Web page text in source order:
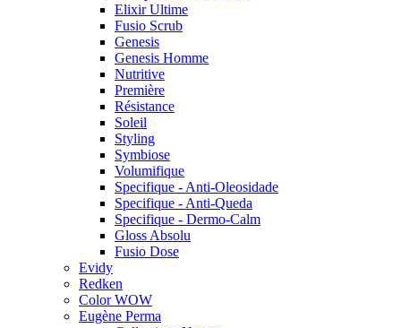
Elixir Ultime
Fusio Scrub
Genesis
Genesis Homme
Nutritive
Première
Résistance
Soleil
Styling
Symbiose
Volumifique
Specifique - Anti-Oleosidade
Specifique - Anti-Queda
Specifique - Dermo-Calm
Gloss Absolu
Fusio Dose
Evidy
Redken
Color WOW
Eugène Perma